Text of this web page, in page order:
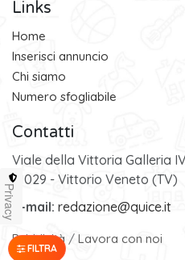
FILTRA
Links
Home
Inserisci annuncio
Chi siamo
Numero sfogliabile
Contatti
Viale della Vittoria Galleria
31029 - Vittorio Veneto (TV)
e-mail: redazione@quice.it
Pubblicità / Lavora con noi
Privacy